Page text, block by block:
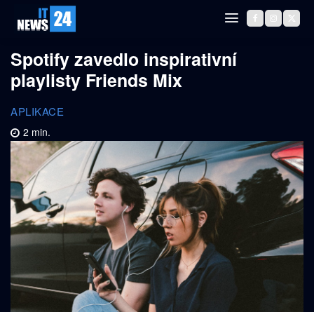
Spotify zavedlo inspirativní
playlisty Friends Mix
APLIKACE
2 min.